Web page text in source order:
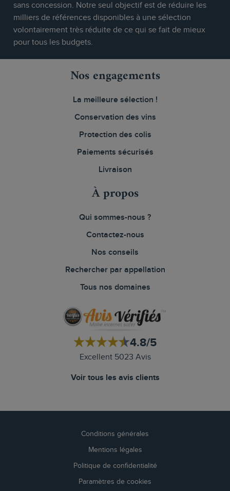
sans concession. Notre seul objectif est de réduire les
milliers de références disponibles à une sélection
volontairement très réduite de ce qui se fait de mieux
pour tous les budgets.
Nos engagements
La meilleure sélection !
Conservation des vins
Protection des colis
Paiements sécurisés
Livraison
À propos
Qui sommes-nous ?
Contactez-nous
Nos conseils
Rechercher par appellation
Tous nos domaines
4.8/5
Excellent 5023 Avis
Voir tous les avis clients
Conditions générales
Mentions légales
Politique de confidentialité
Paramètres de cookies